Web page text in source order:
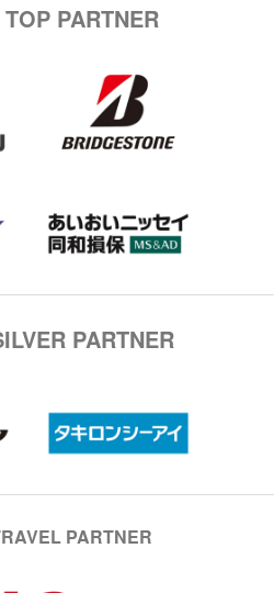
PARTNER
PARTNER
PARTNER